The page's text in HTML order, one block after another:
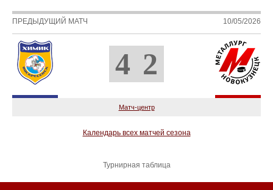
ПРЕДЫДУЩИЙ МАТЧ 10/05/2026
4 2
Матч-центр
Календарь всех матчей сезона
Турнирная таблица